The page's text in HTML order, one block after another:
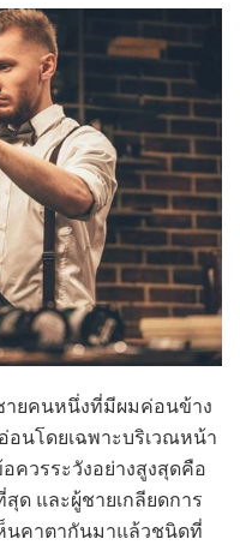
ายคนหนึ่งที่มีผมค่อนข้าง
อนโดยเฉพาะบริเวณหน้า
ควรระวังอย่างสูงสุดคือ
ด และผู้ชายเกลียดการ
นคาตากันมาแล้วชนิดที่